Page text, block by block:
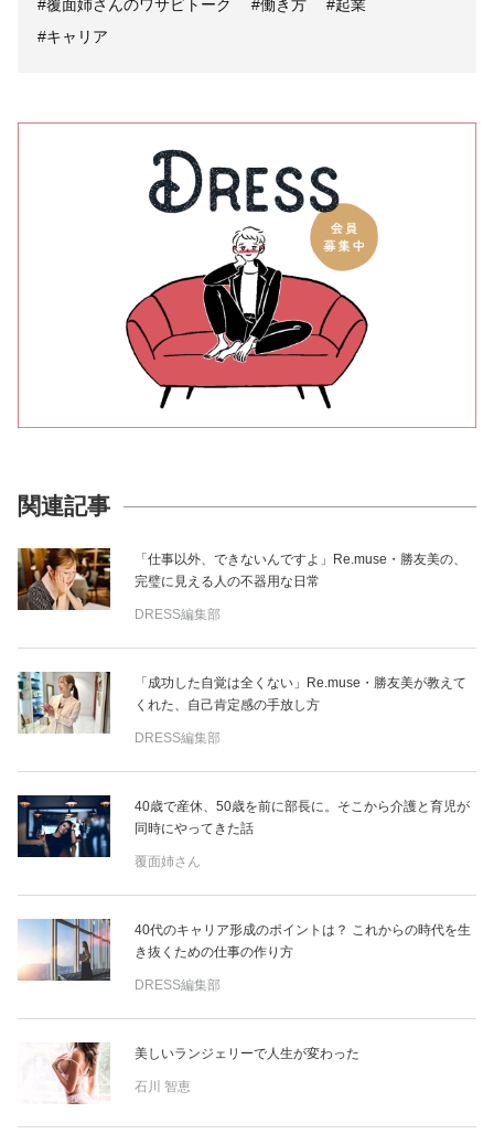
#覆面姉さんのワサビトーク #働き方
#起業
#キャリア
関連記事
「仕事以外、できないんですよ」Re.muse・勝友美の、
完璧に見える人の不器用な日常
DRESS編集部
「成功した自覚は全くない」Re.muse・勝友美が教えて
くれた、自己肯定感の手放し方
DRESS編集部
40歳で産休、50歳を前に部長に。そこから介護と育児が
同時にやってきた話
覆面姉さん
40代のキャリア形成のポイントは？ これからの時代を生
き抜くための仕事の作り方
DRESS編集部
美しいランジェリーで人生が変わった
石川 智恵